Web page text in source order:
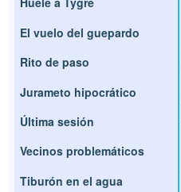
El vuelo del guepardo
Rito de paso
Jurameto hipocrático
Última sesión
Vecinos problemáticos
Tiburón en el agua